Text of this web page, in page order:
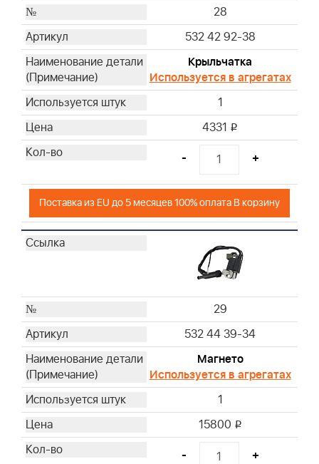
28
532 42 92-38
Крыльчатка
Используется в агрегатах
1
4331 i
- +
Поставка из EU до 5 месяцев 100% оплата В корзину
29
532 44 39-34
Магнето
Используется в агрегатах
1
15800 i
- +